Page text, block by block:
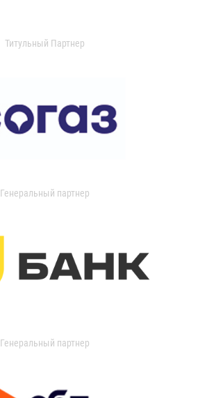
Титульный Партнер
Генеральный партнер
Генеральный партнер